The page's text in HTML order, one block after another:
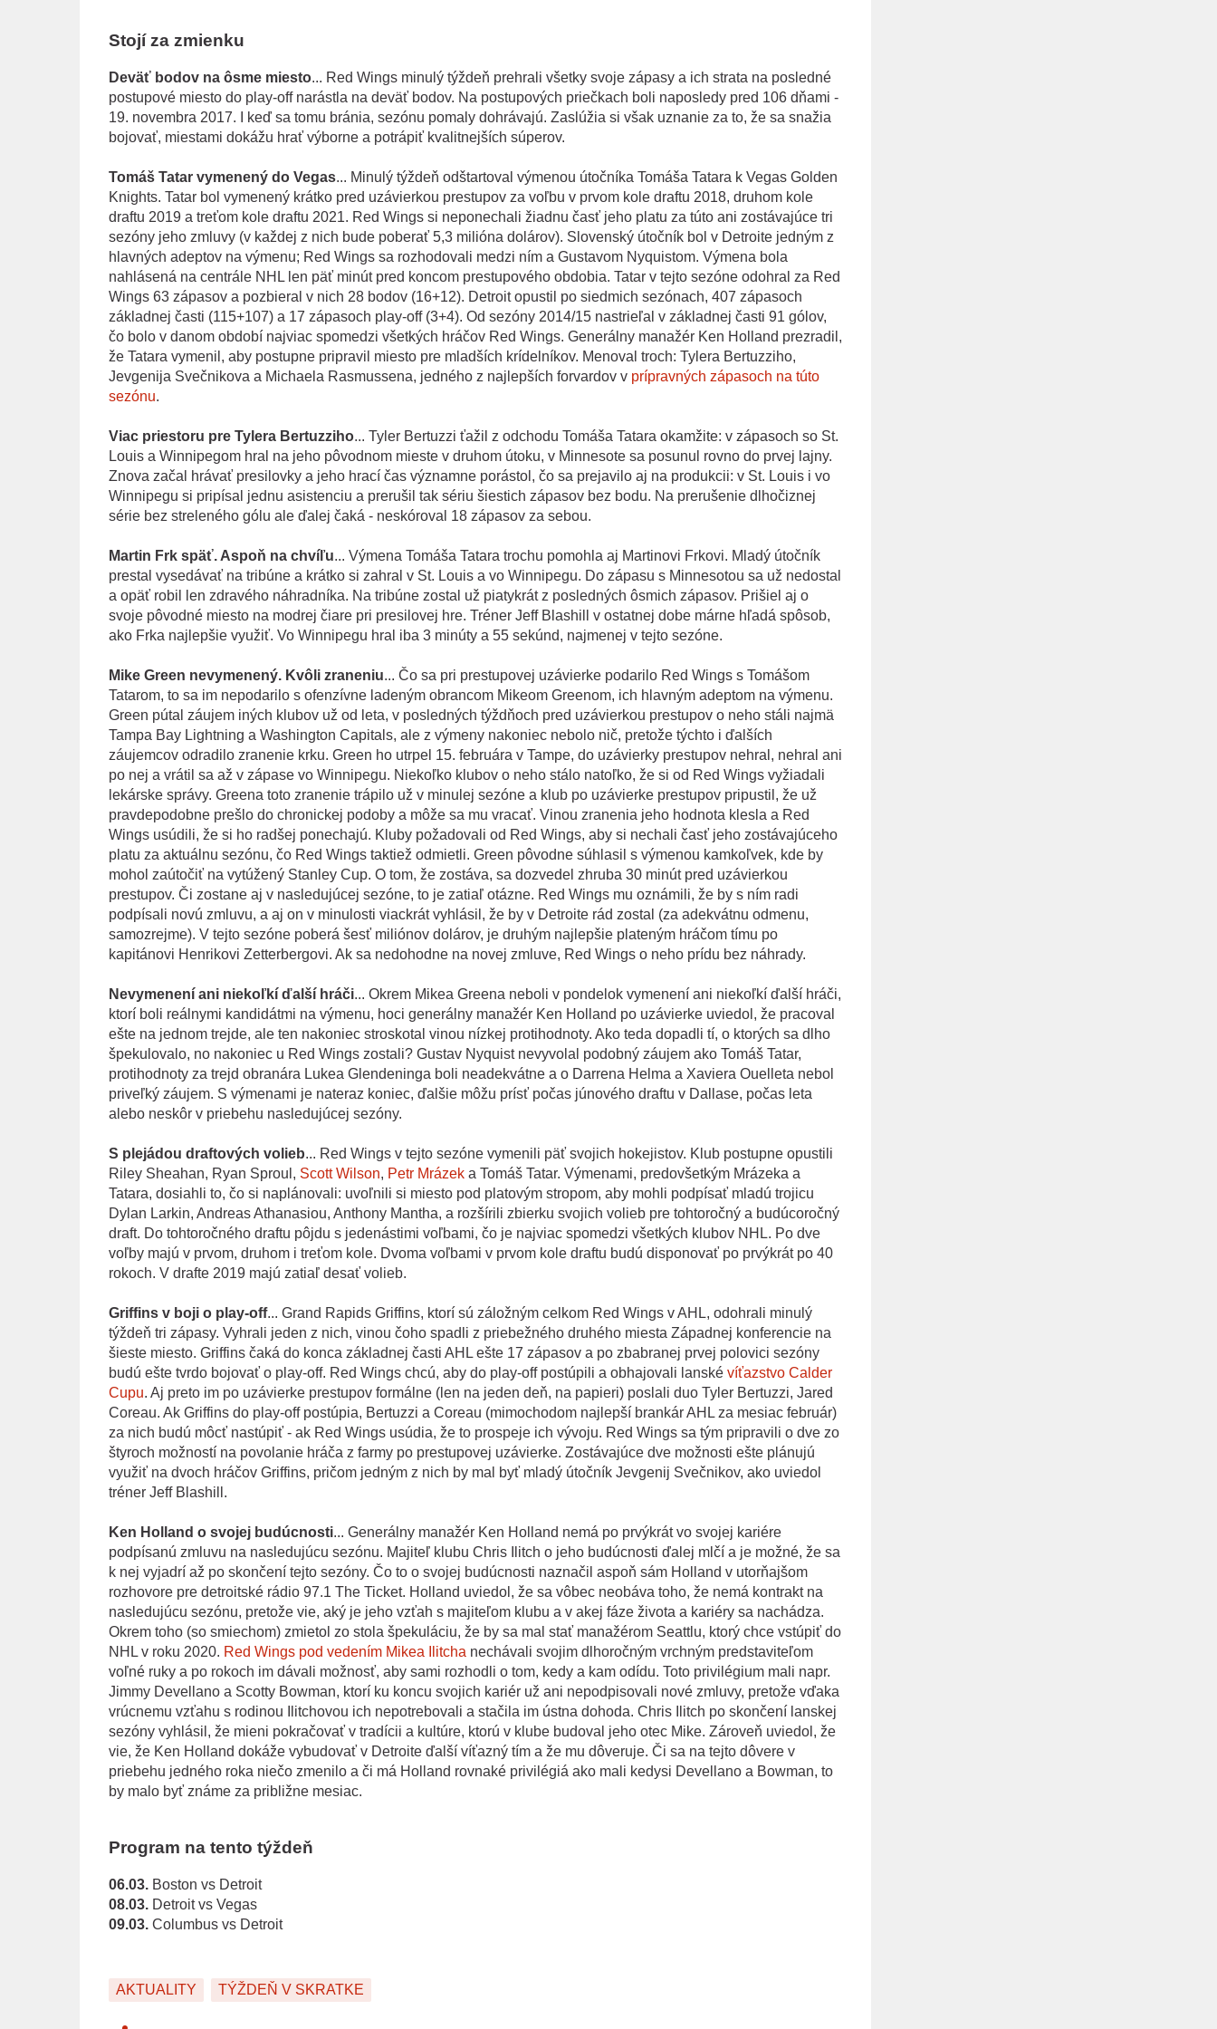
Stojí za zmienku
Deväť bodov na ôsme miesto... Red Wings minulý týždeň prehrali všetky svoje zápasy a ich strata na posledné
postupové miesto do play-off narástla na deväť bodov. Na postupových priečkach boli naposledy pred 106 dňami -
19. novembra 2017. I keď sa tomu bránia, sezónu pomaly dohrávajú. Zaslúžia si však uznanie za to, že sa snažia
bojovať, miestami dokážu hrať výborne a potrápiť kvalitnejších súperov.
Tomáš Tatar vymenený do Vegas... Minulý týždeň odštartoval výmenou útočníka Tomáša Tatara k Vegas Golden
Knights. Tatar bol vymenený krátko pred uzávierkou prestupov za voľbu v prvom kole draftu 2018, druhom kole
draftu 2019 a treťom kole draftu 2021. Red Wings si neponechali žiadnu časť jeho platu za túto ani zostávajúce tri
sezóny jeho zmluvy (v každej z nich bude poberať 5,3 milióna dolárov). Slovenský útočník bol v Detroite jedným z
hlavných adeptov na výmenu; Red Wings sa rozhodovali medzi ním a Gustavom Nyquistom. Výmena bola
nahlásená na centrále NHL len päť minút pred koncom prestupového obdobia. Tatar v tejto sezóne odohral za Red
Wings 63 zápasov a pozbieral v nich 28 bodov (16+12). Detroit opustil po siedmich sezónach, 407 zápasoch
základnej časti (115+107) a 17 zápasoch play-off (3+4). Od sezóny 2014/15 nastrieľal v základnej časti 91 gólov,
čo bolo v danom období najviac spomedzi všetkých hráčov Red Wings. Generálny manažér Ken Holland prezradil,
že Tatara vymenil, aby postupne pripravil miesto pre mladších krídelníkov. Menoval troch: Tylera Bertuzziho,
Jevgenija Svečnikova a Michaela Rasmussena, jedného z najlepších forvardov v prípravných zápasoch na túto
sezónu.
Viac priestoru pre Tylera Bertuzziho... Tyler Bertuzzi ťažil z odchodu Tomáša Tatara okamžite: v zápasoch so St.
Louis a Winnipegom hral na jeho pôvodnom mieste v druhom útoku, v Minnesote sa posunul rovno do prvej lajny.
Znova začal hrávať presilovky a jeho hrací čas významne porástol, čo sa prejavilo aj na produkcii: v St. Louis i vo
Winnipegu si pripísal jednu asistenciu a prerušil tak sériu šiestich zápasov bez bodu. Na prerušenie dlhočiznej
série bez streleného gólu ale ďalej čaká - neskóroval 18 zápasov za sebou.
Martin Frk späť. Aspoň na chvíľu... Výmena Tomáša Tatara trochu pomohla aj Martinovi Frkovi. Mladý útočník
prestal vysedávať na tribúne a krátko si zahral v St. Louis a vo Winnipegu. Do zápasu s Minnesotou sa už nedostal
a opäť robil len zdravého náhradníka. Na tribúne zostal už piatykrát z posledných ôsmich zápasov. Prišiel aj o
svoje pôvodné miesto na modrej čiare pri presilovej hre. Tréner Jeff Blashill v ostatnej dobe márne hľadá spôsob,
ako Frka najlepšie využiť. Vo Winnipegu hral iba 3 minúty a 55 sekúnd, najmenej v tejto sezóne.
Mike Green nevymenený. Kvôli zraneniu... Čo sa pri prestupovej uzávierke podarilo Red Wings s Tomášom
Tatarom, to sa im nepodarilo s ofenzívne ladeným obrancom Mikeom Greenom, ich hlavným adeptom na výmenu.
Green pútal záujem iných klubov už od leta, v posledných týždňoch pred uzávierkou prestupov o neho stáli najmä
Tampa Bay Lightning a Washington Capitals, ale z výmeny nakoniec nebolo nič, pretože týchto i ďalších
záujemcov odradilo zranenie krku. Green ho utrpel 15. februára v Tampe, do uzávierky prestupov nehral, nehral ani
po nej a vrátil sa až v zápase vo Winnipegu. Niekoľko klubov o neho stálo natoľko, že si od Red Wings vyžiadali
lekárske správy. Greena toto zranenie trápilo už v minulej sezóne a klub po uzávierke prestupov pripustil, že už
pravdepodobne prešlo do chronickej podoby a môže sa mu vracať. Vinou zranenia jeho hodnota klesla a Red
Wings usúdili, že si ho radšej ponechajú. Kluby požadovali od Red Wings, aby si nechali časť jeho zostávajúceho
platu za aktuálnu sezónu, čo Red Wings taktiež odmietli. Green pôvodne súhlasil s výmenou kamkoľvek, kde by
mohol zaútočiť na vytúžený Stanley Cup. O tom, že zostáva, sa dozvedel zhruba 30 minút pred uzávierkou
prestupov. Či zostane aj v nasledujúcej sezóne, to je zatiaľ otázne. Red Wings mu oznámili, že by s ním radi
podpísali novú zmluvu, a aj on v minulosti viackrát vyhlásil, že by v Detroite rád zostal (za adekvátnu odmenu,
samozrejme). V tejto sezóne poberá šesť miliónov dolárov, je druhým najlepšie plateným hráčom tímu po
kapitánovi Henrikovi Zetterbergovi. Ak sa nedohodne na novej zmluve, Red Wings o neho prídu bez náhrady.
Nevymenení ani niekoľkí ďalší hráči... Okrem Mikea Greena neboli v pondelok vymenení ani niekoľkí ďalší hráči,
ktorí boli reálnymi kandidátmi na výmenu, hoci generálny manažér Ken Holland po uzávierke uviedol, že pracoval
ešte na jednom trejde, ale ten nakoniec stroskotal vinou nízkej protihodnoty. Ako teda dopadli tí, o ktorých sa dlho
špekulovalo, no nakoniec u Red Wings zostali? Gustav Nyquist nevyvolal podobný záujem ako Tomáš Tatar,
protihodnoty za trejd obranára Lukea Glendeninga boli neadekvátne a o Darrena Helma a Xaviera Ouelleta nebol
priveľký záujem. S výmenami je nateraz koniec, ďalšie môžu prísť počas júnového draftu v Dallase, počas leta
alebo neskôr v priebehu nasledujúcej sezóny.
S plejádou draftových volieb... Red Wings v tejto sezóne vymenili päť svojich hokejistov. Klub postupne opustili
Riley Sheahan, Ryan Sproul, Scott Wilson, Petr Mrázeka Tomáš Tatar. Výmenami, predovšetkým Mrázeka a
Tatara, dosiahli to, čo si naplánovali: uvoľnili si miesto pod platovým stropom, aby mohli podpísať mladú trojicu
Dylan Larkin, Andreas Athanasiou, Anthony Mantha, a rozšírili zbierku svojich volieb pre tohtoročný a budúcoročný
draft. Do tohtoročného draftu pôjdu s jedenástimi voľbami, čo je najviac spomedzi všetkých klubov NHL. Po dve
voľby majú v prvom, druhom i treťom kole. Dvoma voľbami v prvom kole draftu budú disponovať po prvýkrát po 40
rokoch. V drafte 2019 majú zatiaľ desať volieb.
Griffins v boji o play-off... Grand Rapids Griffins, ktorí sú záložným celkom Red Wings v AHL, odohrali minulý
týždeň tri zápasy. Vyhrali jeden z nich, vinou čoho spadli z priebežného druhého miesta Západnej konferencie na
šieste miesto. Griffins čaká do konca základnej časti AHL ešte 17 zápasov a po zbabranej prvej polovici sezóny
budú ešte tvrdo bojovať o play-off. Red Wings chcú, aby do play-off postúpili a obhajovali lanské víťazstvo Calder
Cupu. Aj preto im po uzávierke prestupov formálne (len na jeden deň, na papieri) poslali duo Tyler Bertuzzi, Jared
Coreau. Ak Griffins do play-off postúpia, Bertuzzi a Coreau (mimochodom najlepší brankár AHL za mesiac február)
za nich budú môcť nastúpiť - ak Red Wings usúdia, že to prospeje ich vývoju. Red Wings sa tým pripravili o dve zo
štyroch možností na povolanie hráča z farmy po prestupovej uzávierke. Zostávajúce dve možnosti ešte plánujú
využiť na dvoch hráčov Griffins, pričom jedným z nich by mal byť mladý útočník Jevgenij Svečnikov, ako uviedol
tréner Jeff Blashill.
Ken Holland o svojej budúcnosti... Generálny manažér Ken Holland nemá po prvýkrát vo svojej kariére
podpísanú zmluvu na nasledujúcu sezónu. Majiteľ klubu Chris Ilitch o jeho budúcnosti ďalej mlčí a je možné, že sa
k nej vyjadrí až po skončení tejto sezóny. Čo to o svojej budúcnosti naznačil aspoň sám Holland v utorňajšom
rozhovore pre detroitské rádio 97.1 The Ticket. Holland uviedol, že sa vôbec neobáva toho, že nemá kontrakt na
nasledujúcu sezónu, pretože vie, aký je jeho vzťah s majiteľom klubu a v akej fáze života a kariéry sa nachádza.
Okrem toho (so smiechom) zmietol zo stola špekuláciu, že by sa mal stať manažérom Seattlu, ktorý chce vstúpiť do
NHL v roku 2020. Red Wings pod vedením Mikea Ilitcha nechávali svojim dlhoročným vrchným predstaviteľom
voľné ruky a po rokoch im dávali možnosť, aby sami rozhodli o tom, kedy a kam odídu. Toto privilégium mali napr.
Jimmy Devellano a Scotty Bowman, ktorí ku koncu svojich kariér už ani nepodpisovali nové zmluvy, pretože vďaka
vrúcnemu vzťahu s rodinou Ilitchovou ich nepotrebovali a stačila im ústna dohoda. Chris Ilitch po skončení lanskej
sezóny vyhlásil, že mieni pokračovať v tradícii a kultúre, ktorú v klube budoval jeho otec Mike. Zároveň uviedol, že
vie, že Ken Holland dokáže vybudovať v Detroite ďalší víťazný tím a že mu dôveruje. Či sa na tejto dôvere v
priebehu jedného roka niečo zmenilo a či má Holland rovnaké privilégiá ako mali kedysi Devellano a Bowman, to
by malo byť známe za približne mesiac.
Program na tento týždeň
06.03.Boston vs Detroit
08.03.Detroit vs Vegas
09.03.Columbus vs Detroit
AKTUALITY TÝŽDEŇ V SKRATKE